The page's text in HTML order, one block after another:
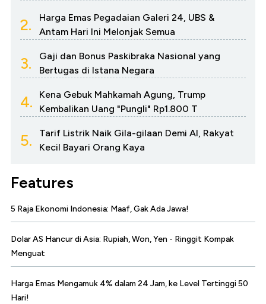
2.
Harga Emas Pegadaian Galeri 24, UBS &
Antam Hari Ini Melonjak Semua
3.
Gaji dan Bonus Paskibraka Nasional yang
Bertugas di Istana Negara
4.
Kena Gebuk Mahkamah Agung, Trump
Kembalikan Uang "Pungli" Rp1.800 T
5.
Tarif Listrik Naik Gila-gilaan Demi AI, Rakyat
Kecil Bayari Orang Kaya
Features
5 Raja Ekonomi Indonesia: Maaf, Gak Ada Jawa!
Dolar AS Hancur di Asia: Rupiah, Won, Yen - Ringgit Kompak
Menguat
Harga Emas Mengamuk 4% dalam 24 Jam, ke Level Tertinggi 50
Hari!